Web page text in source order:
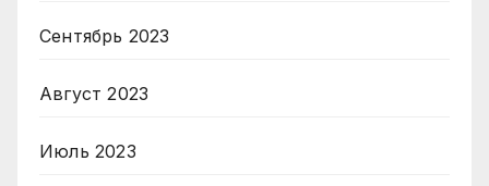
Сентябрь 2023
Август 2023
Июль 2023